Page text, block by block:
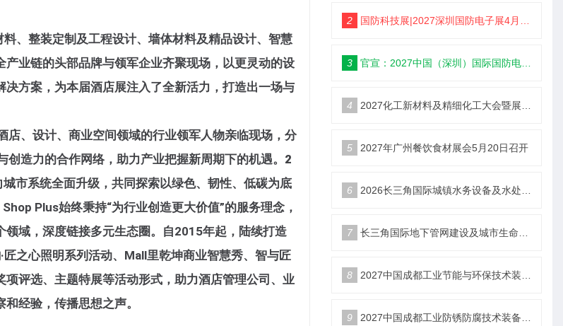
、整装定制及工程设计、墙体材料及精品设计、智慧
业链的头部品牌与领军企业齐聚现场 ，以更灵动的设
方案，为本届酒店展注入了全新活力，打造出一场与
店、设计、商业空间领域的行业领军人物亲临现场，分
创造力的合作网络，助力产业把握新周期下的机遇。 2
城市系统全面升级，共同探索以绿色、韧性、低碳为底
Plus始终秉持“为行业创造更大价值”的服务理念，
域，深度链接多元生态圈。自2015年起，陆续打造
之心照明系列活动、Mall里乾坤商业智慧秀、智与匠
评选、主题特展等活动形式，助力酒店管理公司、业
经验，传播思想之声。
2 国防科技展|2027深圳国防电子展4月9日启幕
3 官宣：2027中国（深圳）国际国防电子博览会
4 2027化工新材料及精细化工大会暨展览会定档苏州
5 2027年广州餐饮食材展会5月20日召开
6 2026长三角国际城镇水务设备及水处理展览会 时间：2026年10月22-24日 地点：杭州大会展中心
7 长三角国际地下管网建设及城市生命安全线展览会于10月22号至24号在杭州大会展中心举办同期有多场高峰论坛
8 2027中国成都工业节能与环保技术装备博览会6月18举办
9 2027中国成都工业防锈防腐技术装备博览会6月18日举办